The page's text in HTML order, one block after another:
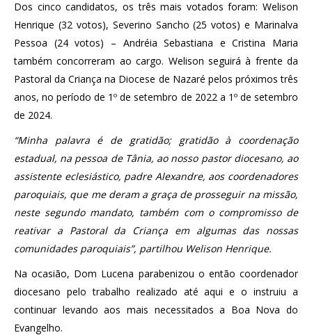
Dos cinco candidatos, os três mais votados foram: Welison
Henrique (32 votos), Severino Sancho (25 votos) e Marinalva
Pessoa (24 votos) – Andréia Sebastiana e Cristina Maria
também concorreram ao cargo. Welison seguirá à frente da
Pastoral da Criança na Diocese de Nazaré pelos próximos três
anos, no período de 1º de setembro de 2022 a 1º de setembro
de 2024.
“Minha palavra é de gratidão; gratidão à coordenação
estadual, na pessoa de Tânia, ao nosso pastor diocesano, ao
assistente eclesiástico, padre Alexandre, aos coordenadores
paroquiais, que me deram a graça de prosseguir na missão,
neste segundo mandato, também com o compromisso de
reativar a Pastoral da Criança em algumas das nossas
comunidades paroquiais”, partilhou Welison Henrique.
Na ocasião, Dom Lucena parabenizou o então coordenador
diocesano pelo trabalho realizado até aqui e o instruiu a
continuar levando aos mais necessitados a Boa Nova do
Evangelho.